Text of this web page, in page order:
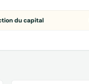
du capital